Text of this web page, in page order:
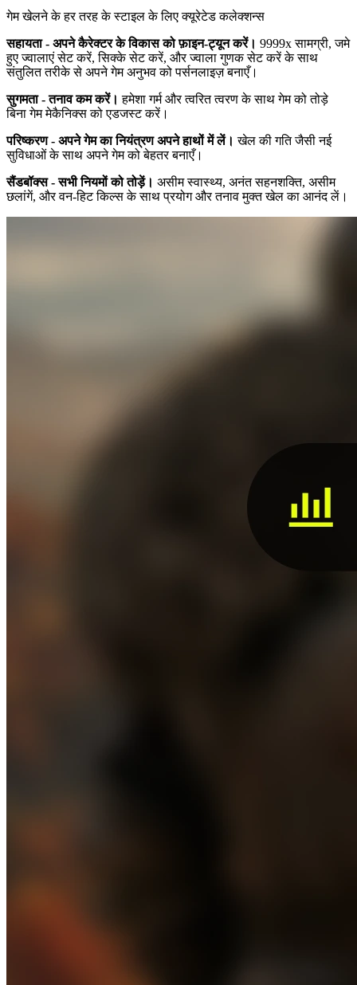
गेम खेलने के हर तरह के स्टाइल के लिए क्यूरेटेड कलेक्शन्स
सहायता - अपने कैरेक्टर के विकास को फ़ाइन-ट्यून करें। 9999x सामग्री, जमे
हुए ज्वालाएं सेट करें, सिक्के सेट करें, और ज्वाला गुणक सेट करें के साथ
संतुलित तरीके से अपने गेम अनुभव को पर्सनलाइज़ बनाएँ।
सुगमता - तनाव कम करें। हमेशा गर्म और त्वरित त्वरण के साथ गेम को तोड़े
बिना गेम मेकैनिक्स को एडजस्ट करें।
परिष्करण - अपने गेम का नियंत्रण अपने हाथों में लें। खेल की गति जैसी नई
सुविधाओं के साथ अपने गेम को बेहतर बनाएँ।
सैंडबॉक्स - सभी नियमों को तोड़ें। असीम स्वास्थ्य, अनंत सहनशक्ति, असीम
छलांगें, और वन-हिट किल्स के साथ प्रयोग और तनाव मुक्त खेल का आनंद लें।